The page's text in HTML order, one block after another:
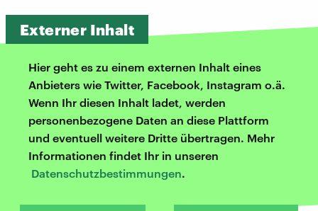
Externer Inhalt
Hier geht es zu einem externen Inhalt eines
Anbieters wie Twitter, Facebook, Instagram o.ä.
Wenn Ihr diesen Inhalt ladet, werden
personenbezogene Daten an diese Plattform
und eventuell weitere Dritte übertragen. Mehr
Informationen findet Ihr in unseren
Datenschutzbestimmungen.